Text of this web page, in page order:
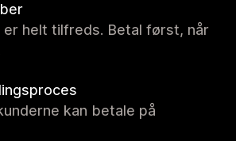
er helt tilfreds. Betal først, når
kan betale på